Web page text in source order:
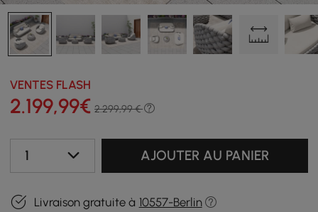
VENTES FLASH
2.199,99€ 2.299,99 €
1 AJOUTER AU PANIER
Livraison gratuite à 10557-Berlin